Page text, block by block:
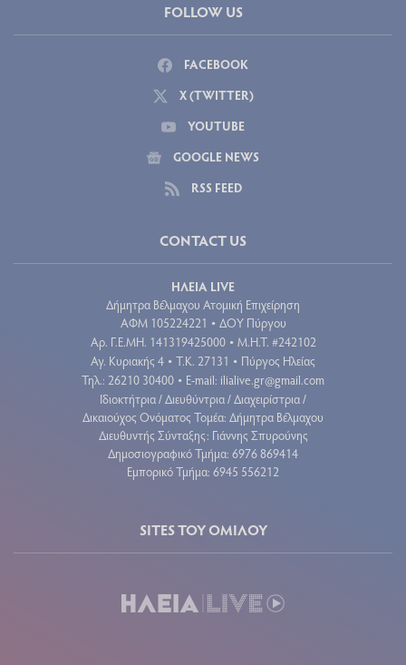
FOLLOW US
FACEBOOK
X (TWITTER)
YOUTUBE
GOOGLE NEWS
RSS FEED
CONTACT US
ΗΛΕΙΑ LIVE
Δήμητρα Βέλμαχου Ατομική Επιχείρηση
ΑΦΜ 105224221 • ΔΟΥ Πύργου
Aρ. Γ.Ε.ΜΗ. 141319425000 • Μ.Η.Τ. #242102
Αγ. Κυριακής 4 • Τ.Κ. 27131 • Πύργος Ηλείας
Τηλ.: 26210 30400 • E-mail: ilialive.gr@gmail.com
Ιδιοκτήτρια / Διευθύντρια / Διαχειρίστρια /
Δικαιούχος Ονόματος Τομέα: Δήμητρα Βέλμαχου
Διευθυντής Σύνταξης: Γιάννης Σπυρούνης
Δημοσιογραφικό Τμήμα: 6976 869414
Εμπορικό Τμήμα: 6945 556212
SITES ΤΟΥ ΟΜΙΛΟΥ